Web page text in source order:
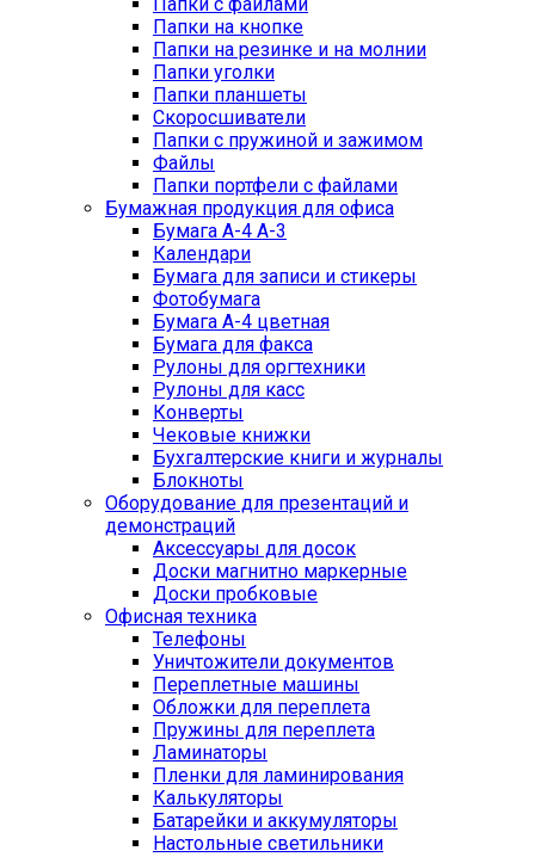
Папки с файлами
Папки на кнопке
Папки на резинке и на молнии
Папки уголки
Папки планшеты
Скоросшиватели
Папки с пружиной и зажимом
Файлы
Папки портфели с файлами
Бумажная продукция для офиса
Бумага А-4 А-3
Календари
Бумага для записи и стикеры
Фотобумага
Бумага А-4 цветная
Бумага для факса
Рулоны для оргтехники
Рулоны для касс
Конверты
Чековые книжки
Бухгалтерские книги и журналы
Блокноты
Оборудование для презентаций и
демонстраций
Аксессуары для досок
Доски магнитно маркерные
Доски пробковые
Офисная техника
Телефоны
Уничтожители документов
Переплетные машины
Обложки для переплета
Пружины для переплета
Ламинаторы
Пленки для ламинирования
Калькуляторы
Батарейки и аккумуляторы
Настольные светильники